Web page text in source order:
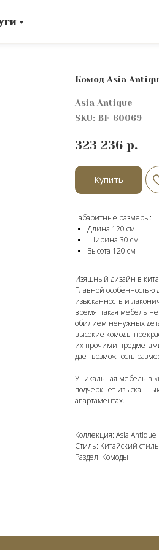
Комод Asia
Asia Antique
SKU: BF-60069
323 236 р.
Купить
Габаритные размеры:
Длина 120 см
Ширина 30 см
Высота 120 cм
Изящный дизайн в
Главной особенностью
изысканность и
время. такая мебель
обилием ненужных
высокие комоды
их прочими
дает возможность
Уникальная мебель в
подчеркнет
апартаментах.
Коллекция: Asia Antique
Стиль: Китайский стиль
Раздел: Комоды